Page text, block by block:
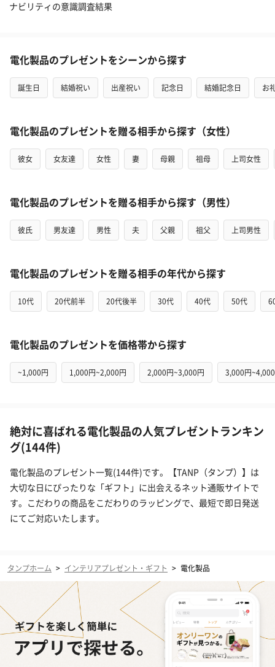
ナビリティの意識調査結果
電化製品のプレゼントをシーンから探す
誕生日 結婚祝い 出産祝い 記念日 結婚記念日 お
電化製品のプレゼントを贈る相手から探す（女性）
彼女 女友達 女性 妻 母親 祖母 上司女性
電化製品のプレゼントを贈る相手から探す（男性）
彼氏 男友達 男性 夫 父親 祖父 上司男性
電化製品のプレゼントを贈る相手の年代から探す
10代 20代前半 20代後半 30代 40代 50代
電化製品のプレゼントを価格帯から探す
~1,000円 1,000円~2,000円 2,000円~3,000円 3,000円
絶対に喜ばれる電化製品の人気プレゼントランキン
グ(144件)
電化製品のプレゼント一覧(144件)です。【TANP（タンプ）】は
大切な日にぴったりな「ギフト」に出会えるネット通販サイトで
す。こだわりの商品をこだわりのラッピングで、最短で即日発送
にてご対応いたします。
タンプホーム > インテリアプレゼント・ギフト > 電化製品